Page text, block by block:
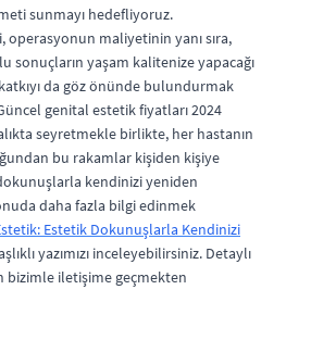
sunmayı hedefliyoruz.
operasyonun maliyetinin yanı sıra,
sonuçların yaşam kalitenize yapacağı
da göz önünde bulundurmak
genital estetik fiyatları 2024
seyretmekle birlikte, her hastanın
bu rakamlar kişiden kişiye
kendinizi yeniden
daha fazla bilgi edinmek
Estetik Dokunuşlarla Kendinizi
yazımızı inceleyebilirsiniz. Detaylı
bizimle iletişime geçmekten